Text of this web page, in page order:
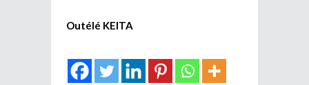
Outélé KEITA